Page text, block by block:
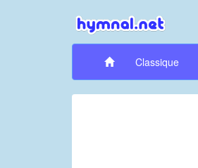
Classique